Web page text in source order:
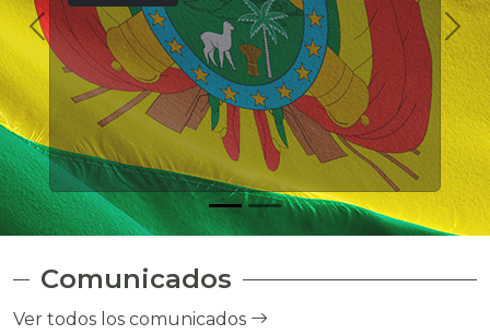
Comunicados
Ver todos los comunicados